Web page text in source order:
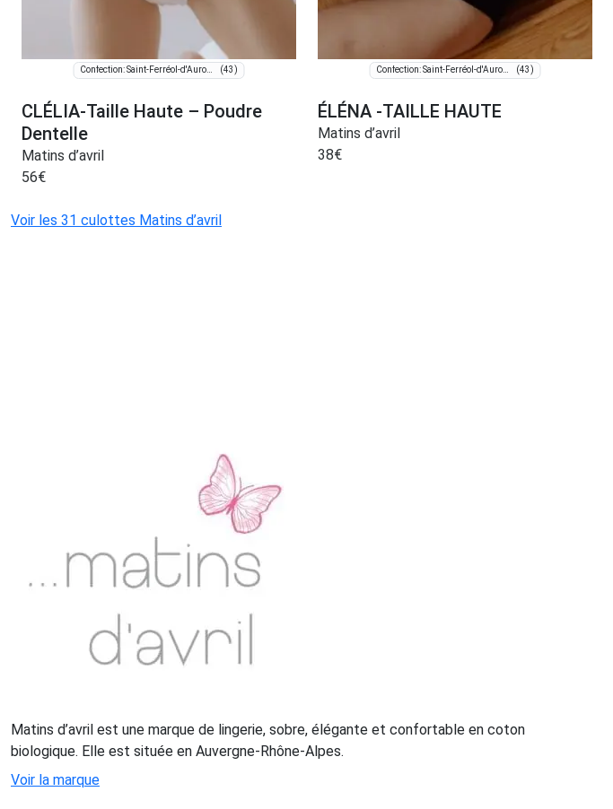
Confection: Saint-Ferréol-d'Auroure (43)
CLÉLIA-Taille Haute – Poudre
Dentelle
Matins d’avril
56€
Confection: Saint-Ferréol-d'Auroure (43)
ÉLÉNA -TAILLE HAUTE
Matins d’avril
38€
Voir les 31 culottes Matins d’avril
Matins d’avril est une marque de lingerie, sobre, élégante et confortable en coton
biologique. Elle est située en Auvergne-Rhône-Alpes.
Voir la marque